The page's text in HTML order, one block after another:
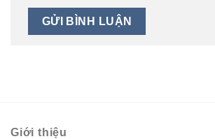
Giới thiệu